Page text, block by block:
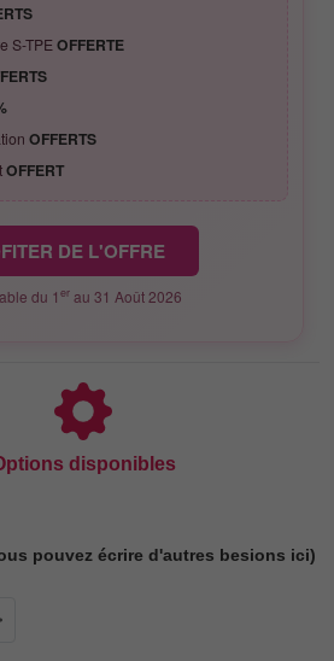
S-TPE OFFERTE
OFFERTS
OFFERT
DE L'OFFRE
du 1er au 31 Août 2026
disponibles
pouvez écrire d'autres besions ici)